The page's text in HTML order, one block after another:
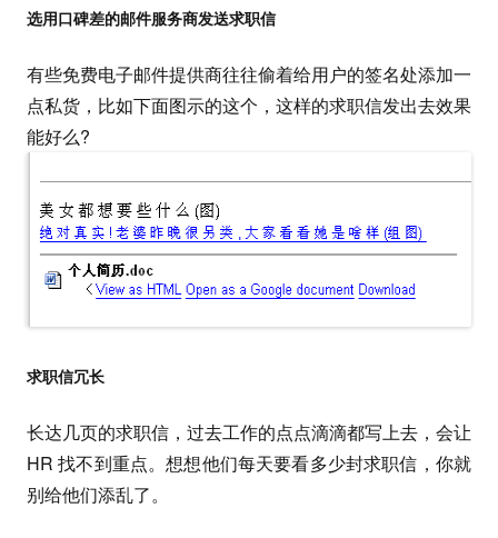
选用口碑差的邮件服务商发送求职信
有些免费电子邮件提供商往往偷着给用户的签名处添加一
点私货，比如下面图示的这个，这样的求职信发出去效果
能好么?
求职信冗长
长达几页的求职信，过去工作的点点滴滴都写上去，会让
HR 找不到重点。想想他们每天要看多少封求职信，你就
别给他们添乱了。